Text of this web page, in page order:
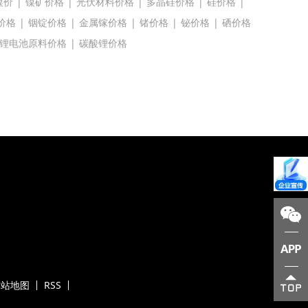
格 | 铟锭价格 | 金属镓价格 | 锗价格 | 铋价格 | 硒价格
锂电池原料价格 | 碳酸锂价格
地图 RSS